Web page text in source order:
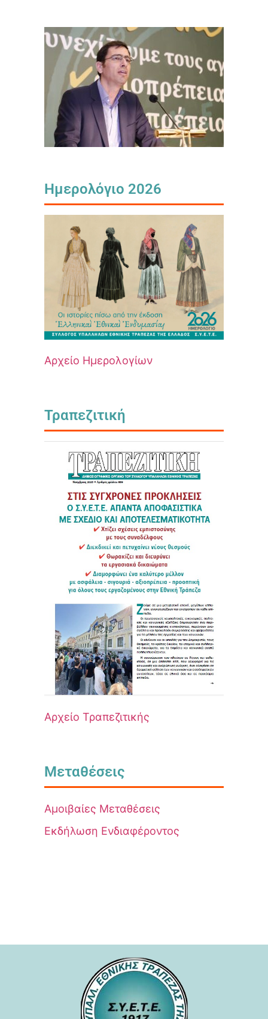
Ημερολόγιο 2026
Αρχείο Ημερολογίων
Τραπεζιτική
Αρχείο Τραπεζιτικής
Μεταθέσεις
Αμοιβαίες Μεταθέσεις
Εκδήλωση Ενδιαφέροντος